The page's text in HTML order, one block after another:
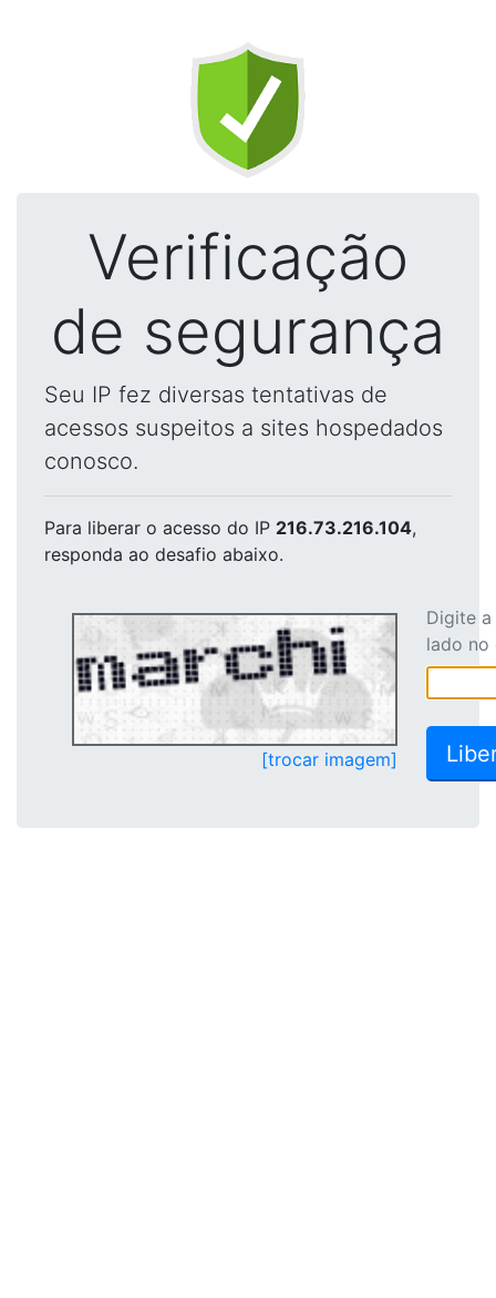
Verificação
de segurança
Seu IP fez diversas tentativas de
acessos suspeitos a sites hospedados
conosco.
Para liberar o acesso do IP 216.73.216.104,
responda ao desafio abaixo.
[trocar imagem]
Digite
lado no